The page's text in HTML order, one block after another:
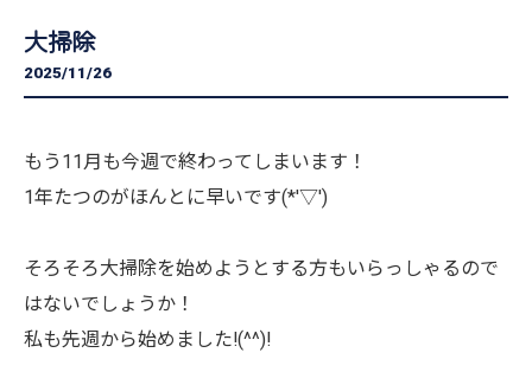
大掃除
2025/11/26
もう11月も今週で終わってしまいます！
1年たつのがほんとに早いです(*'▽')
そろそろ大掃除を始めようとする方もいらっしゃるので
はないでしょうか！
私も先週から始めました!(^^)!